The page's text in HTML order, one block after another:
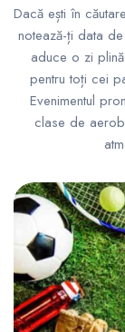
Dacă ești în
notează-ți data
aduce o zi
pentru toți cei
Evenimentul
clase de